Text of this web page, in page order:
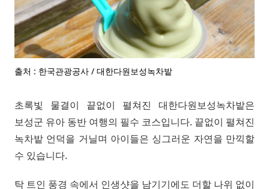
출처 : 한국관광공사 / 대한다원보성녹차밭
초록빛 물결이 끝없이 펼쳐진 대한다원보성녹차밭은
보성군 유아 동반 여행의 필수 코스입니다. 끝없이 펼쳐진
녹차밭 언덕을 거닐며 아이들은 싱그러운 자연을 만끽할
수 있습니다.
탁 트인 풍경 속에서 인생샷을 남기기에도 더할 나위 없이